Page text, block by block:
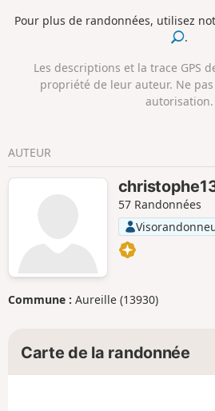
Pour plus de randonnées, utilisez
.
Les descriptions et la trace GPS
propriété de leur auteur. Ne
autorisation.
AUTEUR
57 Randonnées
Commune : Aureille (13930)
Carte de la randonnée